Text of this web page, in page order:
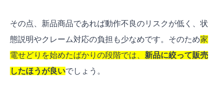
その点、新品商品であれば動作不良のリスクが低く、状
態説明やクレーム対応の負担も少なめです。そのため家
電せどりを始めたばかりの段階では、 新品に絞って販売
したほうが良いでしょう。